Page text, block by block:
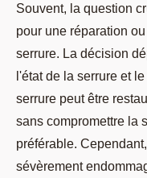
Souvent, la question
pour une réparation
serrure. La décision
l'état de la serrure et
serrure peut être
sans compromettre la
préférable.
sévèrement